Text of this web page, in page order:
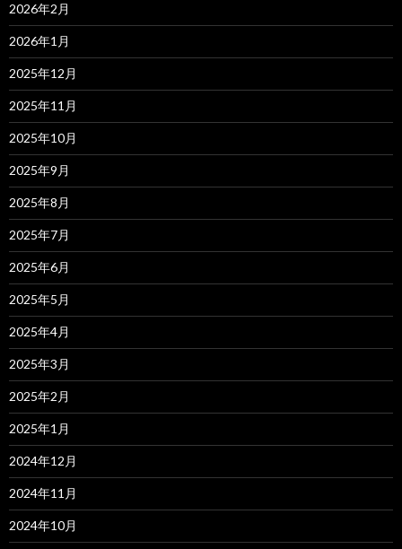
2026年2月
2026年1月
2025年12月
2025年11月
2025年10月
2025年9月
2025年8月
2025年7月
2025年6月
2025年5月
2025年4月
2025年3月
2025年2月
2025年1月
2024年12月
2024年11月
2024年10月